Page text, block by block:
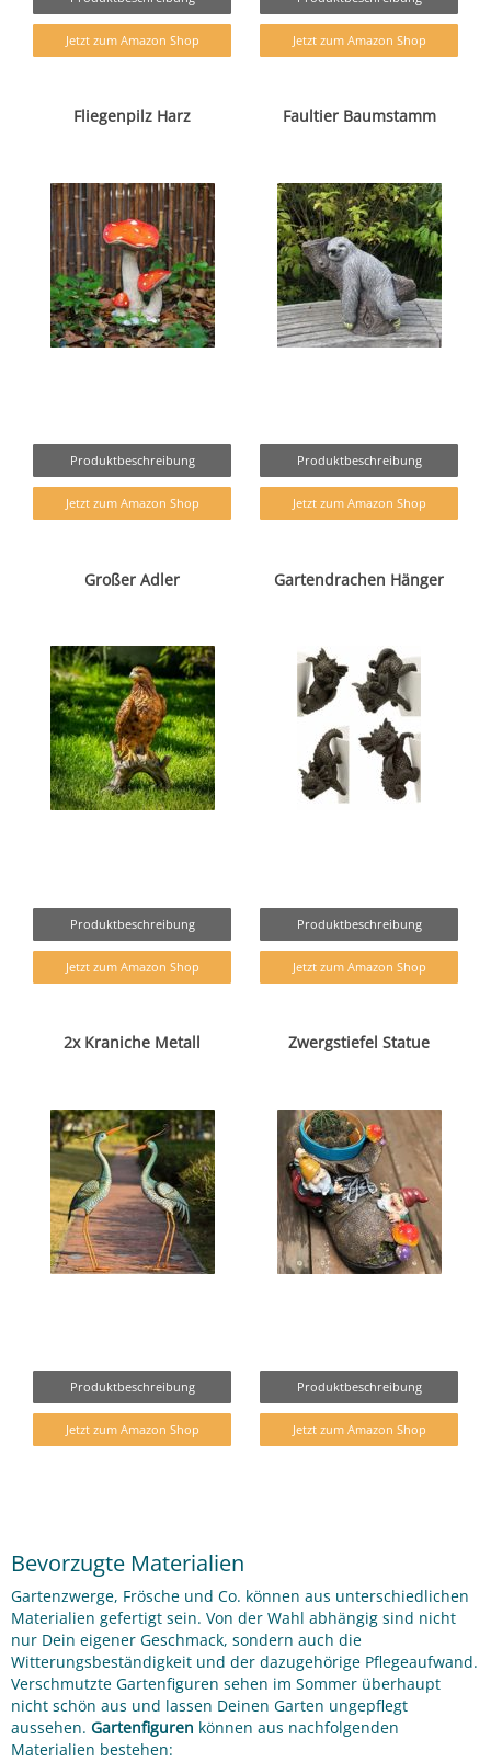
Jetzt zum Amazon Shop Jetzt zum Amazon Shop
Fliegenpilz Harz
Produktbeschreibung
Jetzt zum Amazon Shop
Faultier Baumstamm
Produktbeschreibung
Jetzt zum Amazon Shop
Großer Adler
Produktbeschreibung
Jetzt zum Amazon Shop
Gartendrachen Hänger
Produktbeschreibung
Jetzt zum Amazon Shop
2x Kraniche Metall
Produktbeschreibung
Jetzt zum Amazon Shop
Zwergstiefel Statue
Produktbeschreibung
Jetzt zum Amazon Shop
Bevorzugte Materialien
Gartenzwerge, Frösche und Co. können aus unterschiedlichen
Materialien gefertigt sein. Von der Wahl abhängig sind nicht
nur Dein eigener Geschmack, sondern auch die
Witterungsbeständigkeit und der dazugehörige Pflegeaufwand.
Verschmutzte Gartenfiguren sehen im Sommer überhaupt
nicht schön aus und lassen Deinen Garten ungepflegt
aussehen. Gartenfiguren können aus nachfolgenden
Materialien bestehen: